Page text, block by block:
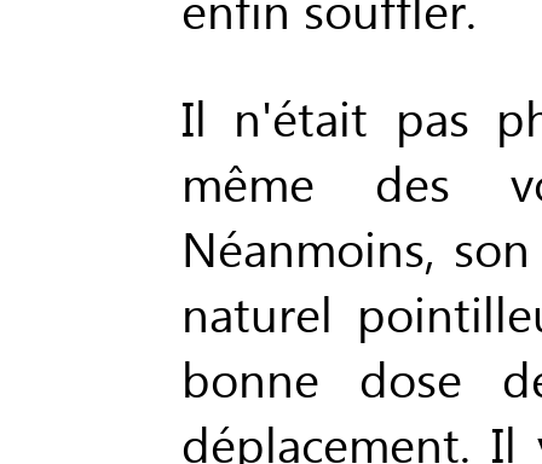
Il n'était pas
même des
Néanmoins,
naturel
bonne dose
déplacement.